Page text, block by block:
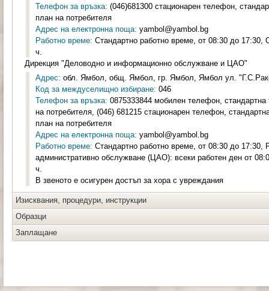
Телефон за връзка: (046)681300 стационарен телефон,
план на потребителя
Адрес на електронна поща: yambol@yambol.bg
Работно време: Стандартно работно време, от 08:30 до 17:30,
ч.
Дирекция "Деловодно и информационно обслужване и ЦАО"
Адрес: обл. Ямбол, общ. Ямбол, гр. Ямбол, Ямбол ул.
Код за междуселищно избиране: 046
Телефон за връзка: 0875333844 мобилен телефон,
на потребителя, (046) 681215 стационарен телефон,
план на потребителя
Адрес на електронна поща: yambol@yambol.bg
Работно време: Стандартно работно време, от 08:30 до 17:30,
административно обслужване (ЦАО): всеки работен ден от
ч.
В звеното е осигурен достъп за хора с увреждания
Изисквания, процедури, инструкции
Образци
Заплащане